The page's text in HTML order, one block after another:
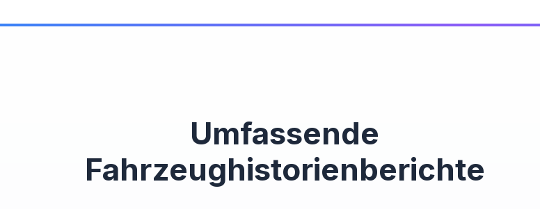
Umfassende
Fahrzeughistorienberichte